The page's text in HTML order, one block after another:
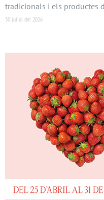
tradicionals i els productes
30 juliol del 2026